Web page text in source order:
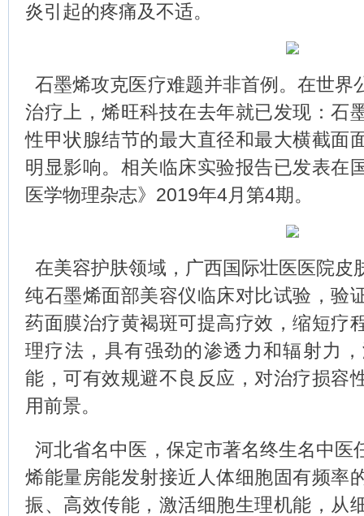
炎引起的疼痛及不适。
石墨烯攻克医疗难题并非首例。在世界
治疗上，烯旺科技在去年就已发现：石
性甲状腺结节的最大直径和最大横截面
明显影响。相关临床实验报告已发表在
医学物理杂志》2019年4月第4期。
在美容护肤领域，广西国际壮医医院皮
纯石墨烯面部美容仪临床对比试验，验
药面膜治疗黄褐斑可提高疗效，缩短疗
理疗法，具有强劲的渗透力和辐射力
能，可有效规避不良反应，对治疗损容
用前景。
河北省名中医，保定市著名终生名中医
烯能量房能发射接近人体细胞固有频率
振、高效传能，激活细胞生理机能，从